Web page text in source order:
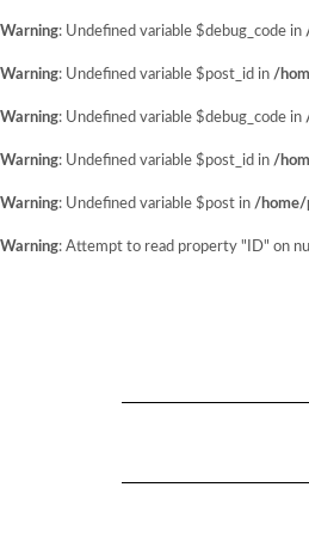
Warning: Undefined variable $debug_code in
Warning: Undefined variable $post_id in /
Warning: Undefined variable $debug_code in
Warning: Undefined variable $post_id in /
Warning: Undefined variable $post in /home/
Warning: Attempt to read property "ID" on